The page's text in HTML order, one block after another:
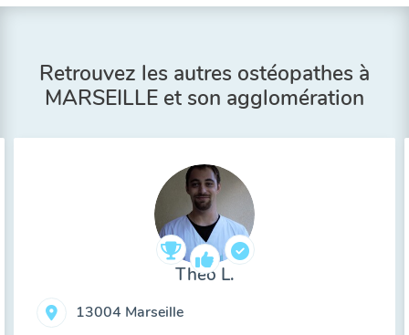
Retrouvez les autres ostéopathes à
MARSEILLE et son agglomération
Théo L.
13004 Marseille